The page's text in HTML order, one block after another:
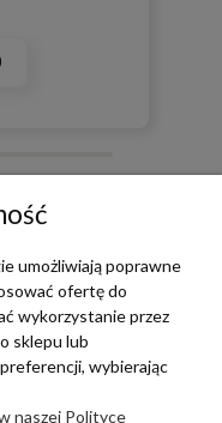
umożliwiają poprawne
ofertę do
wykorzystanie przez
sklepu lub
wybierając
naszej Polityce